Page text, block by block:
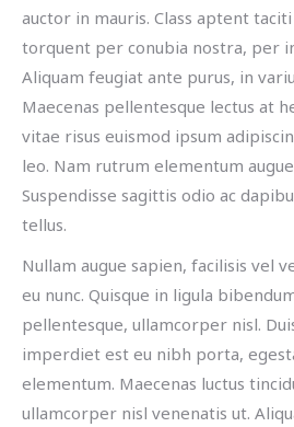
auctor in mauris. Class aptent
torquent per conubia nostra, per
Aliquam feugiat ante purus, in
Maecenas pellentesque lectus at
vitae risus euismod ipsum
leo. Nam rutrum elementum
Suspendisse sagittis odio ac
tellus.
Nullam augue sapien, facilisis vel
eu nunc. Quisque in ligula
pellentesque, ullamcorper nisl.
imperdiet est eu nibh porta,
elementum. Maecenas luctus
ullamcorper nisl venenatis ut.